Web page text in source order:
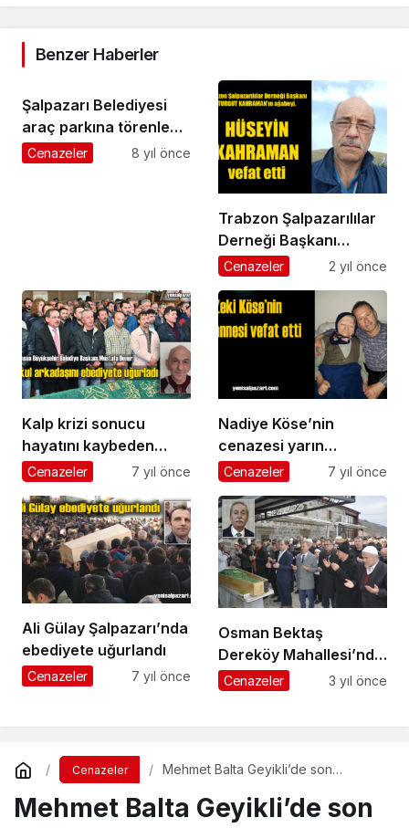
Benzer Haberler
Şalpazarı Belediyesi
araç parkına törenle
yeni bir araç daha kattı
Cenazeler 8 yıl önce
Trabzon Şalpazarılılar
Derneği Başkanı
Turgut Kahraman’ın
Kahraman vefat etti
Cenazeler 2 yıl önce
Kalp krizi sonucu
hayatını kaybeden
Vahap Uçar Samsun’da
Cenazeler 7 yıl önce
Nadiye Köse’nin
cenazesi yarın
Tepeağzı
verilecek
Cenazeler 7 yıl önce
Ali Gülay Şalpazarı’nda
ebediyete uğurlandı
Cenazeler 7 yıl önce
Osman Bektaş
Dereköy Mahallesi’nde
ebediyete uğurlandı
Cenazeler 3 yıl önce
Cenazeler
Mehmet Balta Geyikli’de son
Mehmet Balta Geyikli’de son